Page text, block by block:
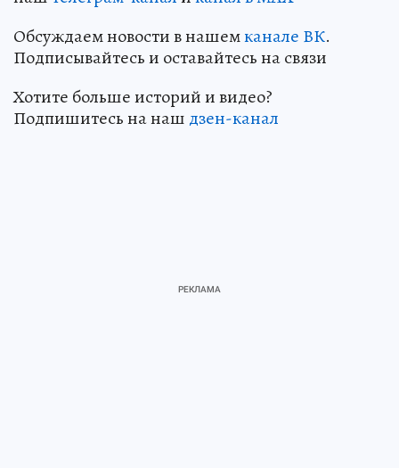
Обсуждаем новости в нашемканале ВК.
Подписывайтесь и оставайтесь на связи
Хотите больше историй и видео?
Подпишитесь на наш дзен-канал